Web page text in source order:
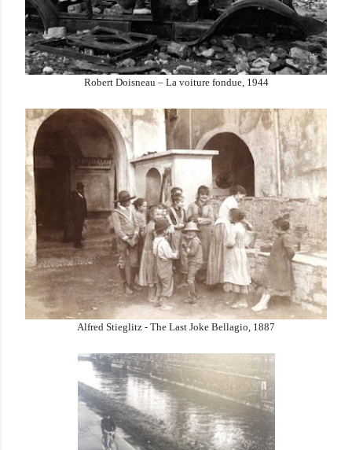
Robert Doisneau – La voiture fondue, 1944
Alfred Stieglitz - The Last Joke Bellagio, 1887